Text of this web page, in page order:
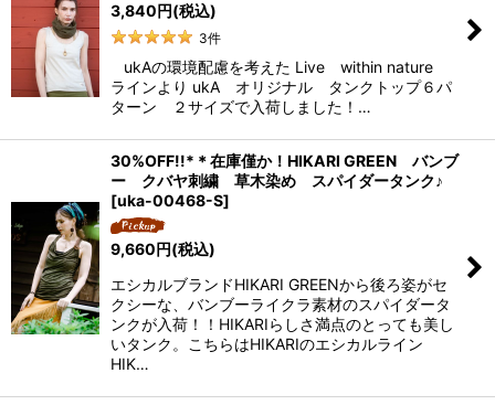
3,840円(税込)
3件
ukAの環境配慮を考えた Live within nature
ラインより ukA オリジナル タンクトップ６パ
ターン ２サイズで入荷しました！…
30%OFF!!*＊在庫僅か！HIKARI GREEN バンブ
ー クバヤ刺繍 草木染め スパイダータンク♪
[uka-00468-S]
9,660円(税込)
エシカルブランドHIKARI GREENから後ろ姿がセ
クシーな、バンブーライクラ素材のスパイダータ
ンクが入荷！！HIKARIらしさ満点のとっても美し
いタンク。こちらはHIKARIのエシカルライン
HIK…